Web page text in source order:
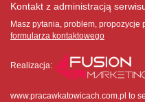
Kontakt z administracją
Masz pytania, problem, propozycje
formularza kontaktowego
Realizacja:
www.pracawkatowicach.com.pl to